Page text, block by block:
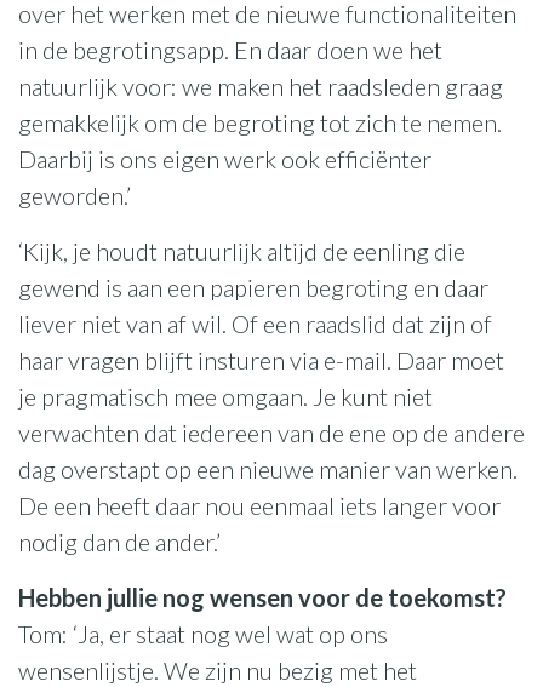
over het werken met de nieuwe functionaliteiten
in de begrotingsapp. En daar doen we het
natuurlijk voor: we maken het raadsleden graag
gemakkelijk om de begroting tot zich te nemen.
Daarbij is ons eigen werk ook efficiënter
geworden.’
‘Kijk, je houdt natuurlijk altijd de eenling die
gewend is aan een papieren begroting en daar
liever niet van af wil. Of een raadslid dat zijn of
haar vragen blijft insturen via e-mail. Daar moet
je pragmatisch mee omgaan. Je kunt niet
verwachten dat iedereen van de ene op de andere
dag overstapt op een nieuwe manier van werken.
De een heeft daar nou eenmaal iets langer voor
nodig dan de ander.’
Hebben jullie nog wensen voor de toekomst?
Tom: ‘Ja, er staat nog wel wat op ons
wensenlijstje. We zijn nu bezig met het